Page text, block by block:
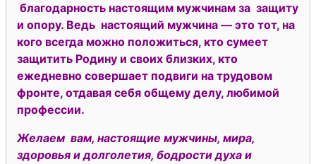
благодарность настоящим мужчинам за защиту
и опору. Ведь настоящий мужчина — это тот, на
кого всегда можно положиться, кто сумеет
защитить Родину и своих близких, кто
ежедневно совершает подвиги на трудовом
фронте, отдавая себя общему делу, любимой
профессии.
Желаем вам, настоящие мужчины, мира,
здоровья и долголетия, бодрости духа и